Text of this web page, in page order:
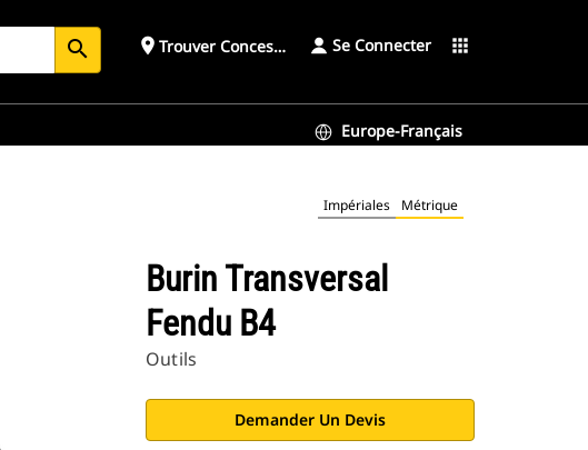
search place Trouver ConcessionnaireSe Connecter apps
Europe-Français
Impériales Métrique
Burin Transversal
Fendu B4
Outils
Demander Un Devis